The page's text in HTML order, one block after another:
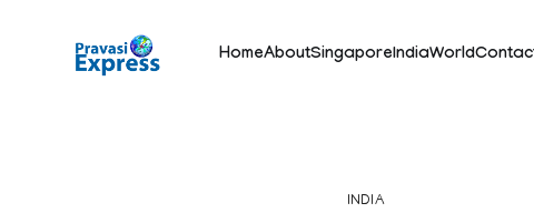
HomeAboutSingaporeIndiaWorld
INDIA